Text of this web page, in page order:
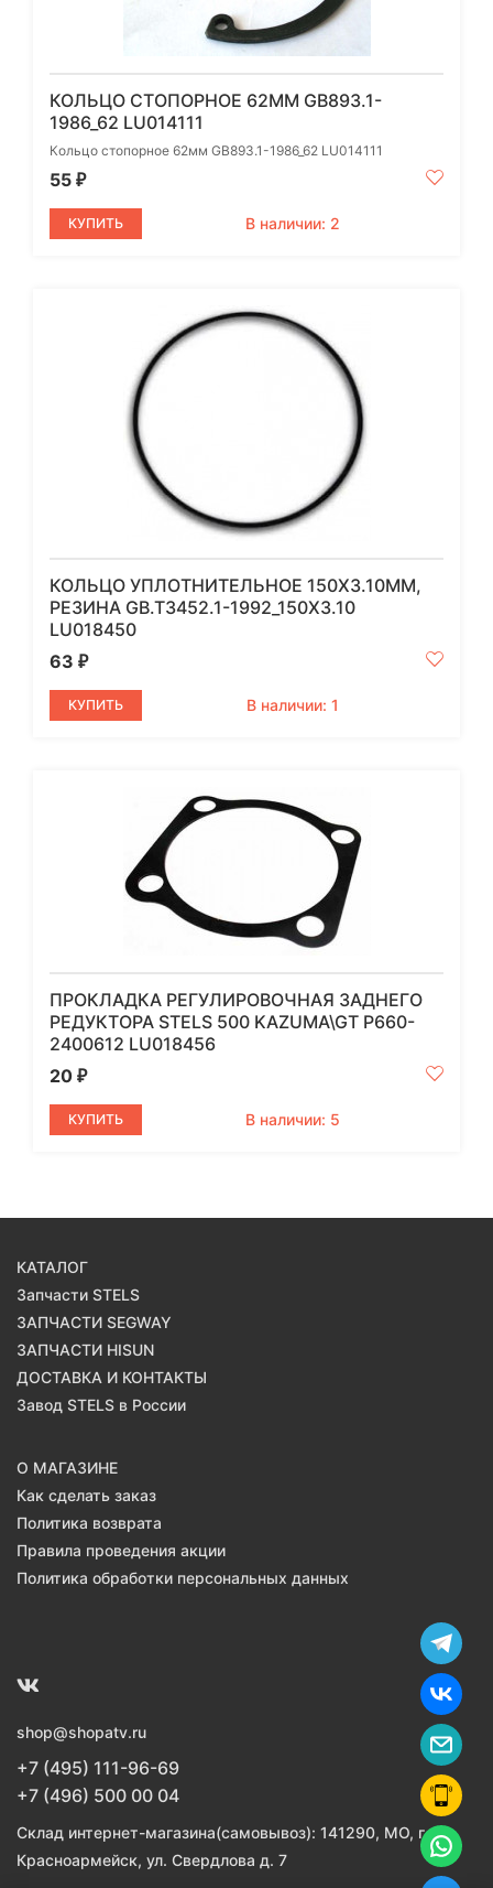
КОЛЬЦО СТОПОРНОЕ 62ММ GB893.1-
1986_62 LU014111
Кольцо стопорное 62мм GB893.1-1986_62 LU014111
55 ₽
КУПИТЬ В наличии: 2
КОЛЬЦО УПЛОТНИТЕЛЬНОЕ 150Х3.10ММ,
РЕЗИНА GB.T3452.1-1992_150X3.10
LU018450
63 ₽
КУПИТЬ В наличии: 1
ПРОКЛАДКА РЕГУЛИРОВОЧНАЯ ЗАДНЕГО
РЕДУКТОРА STELS 500 KAZUMA\GT P660-
2400612 LU018456
20 ₽
КУПИТЬ В наличии: 5
КАТАЛОГ
Запчасти STELS
ЗАПЧАСТИ SEGWAY
ЗАПЧАСТИ HISUN
ДОСТАВКА И КОНТАКТЫ
Завод STELS в России
О МАГАЗИНЕ
Как сделать заказ
Политика возврата
Правила проведения акции
Политика обработки персональных данных
shop@shopatv.ru
+7 (495) 111-96-69
+7 (496) 500 00 04
Склад интернет-магазина(самовывоз): 141290, МО, г.
Красноармейск, ул. Свердлова д. 7